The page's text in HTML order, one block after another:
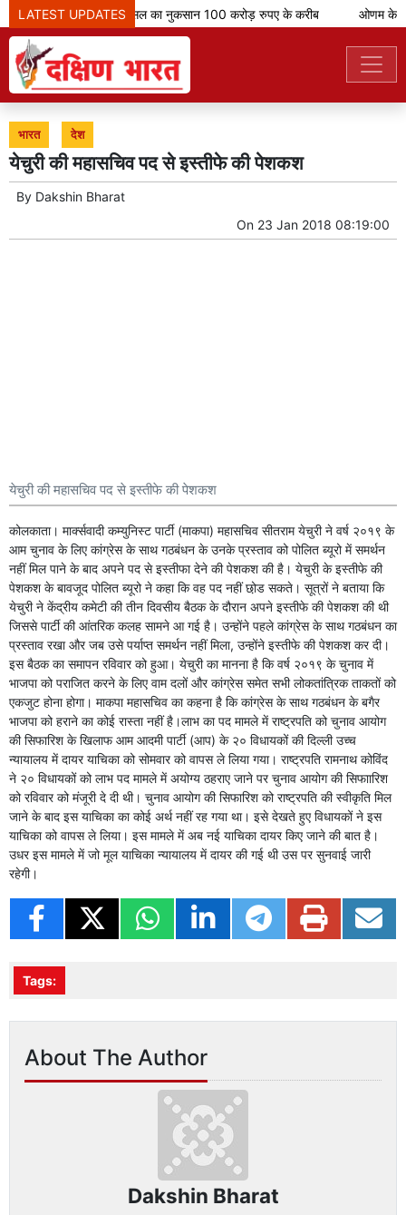
LATEST UPDATES
केरल में बारिश से फसल का नुकसान 100 करोड़ रुपए के करीब ओणम के
भारत देश
येचुरी की महासचिव पद से इस्तीफे की पेशकश
By Dakshin Bharat
On 23 Jan 2018 08:19:00
येचुरी की महासचिव पद से इस्तीफे की पेशकश
कोलकाता। मार्क्सवादी कम्युनिस्ट पार्टी (माकपा) महासचिव सीतराम येचुरी ने वर्ष २०१९ के
आम चुनाव के लिए कांग्रेस के साथ गठबंधन के उनके प्रस्ताव को पोलित ब्यूरो में समर्थन
नहीं मिल पाने के बाद अपने पद से इस्तीफा देने की पेशकश की है। येचुरी के इस्तीफे की
पेशकश के बावजूद पोलित ब्यूरो ने कहा कि वह पद नहीं छो़ड सकते। सूत्रों ने बताया कि
येचुरी ने केंद्रीय कमेटी की तीन दिवसीय बैठक के दौरान अपने इस्तीफे की पेशकश की थी
जिससे पार्टी की आंतरिक कलह सामने आ गई है। उन्होंने पहले कांग्रेस के साथ गठबंधन का
प्रस्ताव रखा और जब उसे पर्याप्त समर्थन नहीं मिला, उन्होंने इस्तीफे की पेशकश कर दी।
इस बैठक का समापन रविवार को हुआ। येचुरी का मानना है कि वर्ष २०१९ के चुनाव में
भाजपा को पराजित करने के लिए वाम दलों और कांग्रेस समेत सभी लोकतांत्रिक ताकतों को
एकजुट होना होगा। माकपा महासचिव का कहना है कि कांग्रेस के साथ गठबंधन के बगैर
भाजपा को हराने का कोई रास्ता नहीं है।लाभ का पद मामले में राष्ट्रपति को चुनाव आयोग
की सिफारिश के खिलाफ आम आदमी पार्टी (आप) के २० विधायकों की दिल्ली उच्च
न्यायालय में दायर याचिका को सोमवार को वापस ले लिया गया। राष्ट्रपति रामनाथ कोविंद
ने २० विधायकों को लाभ पद मामले में अयोग्य ठहराए जाने पर चुनाव आयोग की सिफाारिश
को रविवार को मंजूरी दे दी थी। चुनाव आयोग की सिफारिश को राष्ट्रपति की स्वीकृति मिल
जाने के बाद इस याचिका का कोई अर्थ नहीं रह गया था। इसे देखते हुए विधायकों ने इस
याचिका को वापस ले लिया। इस मामले में अब नई याचिका दायर किए जाने की बात है।
उधर इस मामले में जो मूल याचिका न्यायालय में दायर की गई थी उस पर सुनवाई जारी
रहेगी।
Tags:
About The Author
Dakshin Bharat